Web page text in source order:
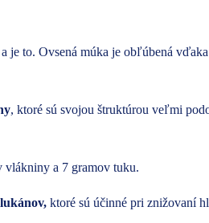
to. Ovsená múka je obľúbená
, ktoré sú svojou štruktúrou veľmi
vlákniny a 7 gramov tuku.
ktoré sú účinné pri znižovaní